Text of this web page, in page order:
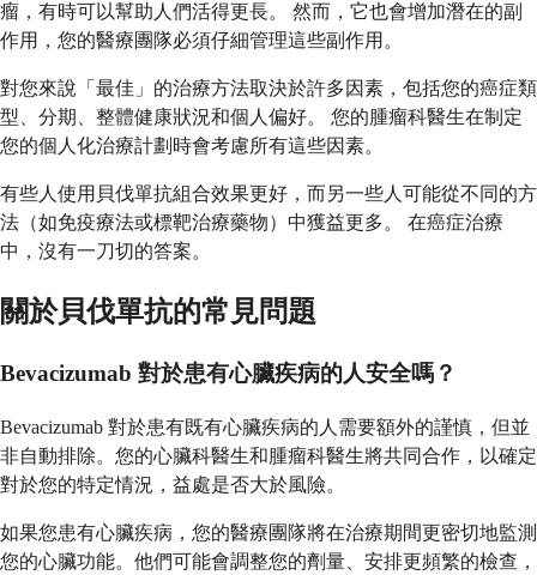
瘤，有時可以幫助人們活得更長。 然而，它也會增加潛在的副
作用，您的醫療團隊必須仔細管理這些副作用。
對您來說「最佳」的治療方法取決於許多因素，包括您的癌症類
型、分期、整體健康狀況和個人偏好。 您的腫瘤科醫生在制定
您的個人化治療計劃時會考慮所有這些因素。
有些人使用貝伐單抗組合效果更好，而另一些人可能從不同的方
法（如免疫療法或標靶治療藥物）中獲益更多。 在癌症治療
中，沒有一刀切的答案。
關於貝伐單抗的常見問題
Bevacizumab 對於患有心臟疾病的人安全嗎？
Bevacizumab 對於患有既有心臟疾病的人需要額外的謹慎，但並
非自動排除。您的心臟科醫生和腫瘤科醫生將共同合作，以確定
對於您的特定情況，益處是否大於風險。
如果您患有心臟疾病，您的醫療團隊將在治療期間更密切地監測
您的心臟功能。他們可能會調整您的劑量、安排更頻繁的檢查，